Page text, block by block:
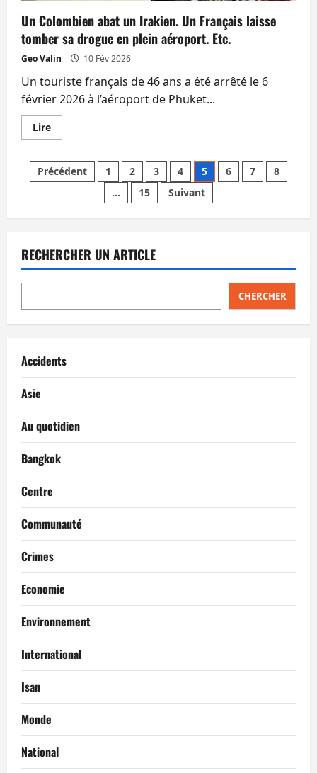
Un Colombien abat un Irakien. Un Français laisse
tomber sa drogue en plein aéroport. Etc.
Geo Valin 10 Fév 2026
Un touriste français de 46 ans a été arrêté le 6
février 2026 à l’aéroport de Phuket...
LireEn
savoir
Un
Colombien
abat
Un
sa
drogue
plein
Pagination
Précédent 1 2 3 4 5 6 7
8
…
15 Suivant
RECHERCHER UN ARTICLE
CHERCHER
Accidents
Asie
Au quotidien
Bangkok
Centre
Communauté
Crimes
Economie
Environnement
International
Isan
Monde
National